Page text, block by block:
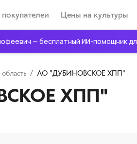
— бесплатный ИИ-помощник
Цены на культуры
/ АО "ДУБИНОВСКОЕ ХПП"
ХПП"